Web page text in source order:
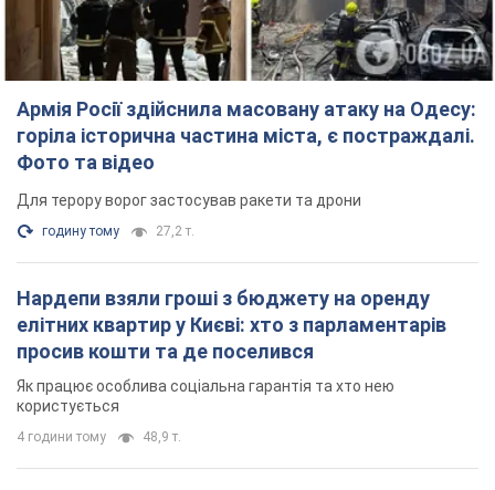
Армія Росії здійснила масовану атаку на Одесу:
горіла історична частина міста, є постраждалі.
Фото та відео
Для терору ворог застосував ракети та дрони
годину тому 27,2 т.
Нардепи взяли гроші з бюджету на оренду
елітних квартир у Києві: хто з парламентарів
просив кошти та де поселився
Як працює особлива соціальна гарантія та хто нею
користується
4 години тому 48,9 т.